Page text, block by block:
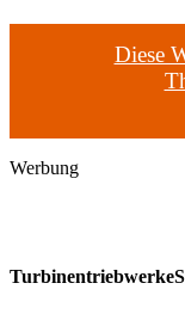
Diese
Werbung